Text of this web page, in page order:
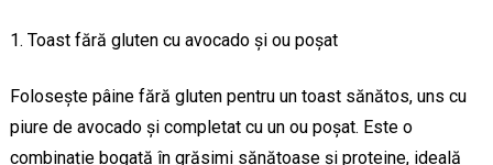
Toast fără gluten cu avocado și ou poșat
Folosește pâine fără gluten pentru un toast sănătos, uns cu
piure de avocado și completat cu un ou poșat. Este o
combinație bogată în grăsimi sănătoase și proteine, ideală